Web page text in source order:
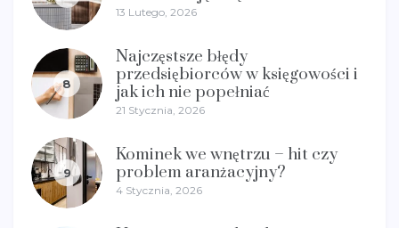
13 Lutego, 2026
8
Najczęstsze błędy
przedsiębiorców w księgowości i
jak ich nie popełniać
21 Stycznia, 2026
9
Kominek we wnętrzu – hit czy
problem aranżacyjny?
4 Stycznia, 2026